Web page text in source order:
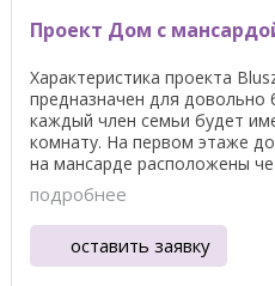
Проект Дом с
Характеристика проекта
предназначен для
каждый член семьи будет
комнату. На первом этаже
на мансарде расположены
подробнее
оставить заявку